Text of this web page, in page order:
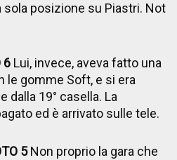
sola posizione su Piastri. Not
6 Lui, invece, aveva fatto una
le gomme Soft, e si era
dalla 19° casella. La
ed è arrivato sulle tele.
5Non proprio la gara che